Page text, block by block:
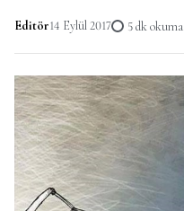
Editör14 Eylül 2017 5 dk okuma